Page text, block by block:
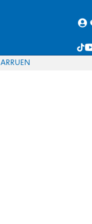
EN
RU
AR